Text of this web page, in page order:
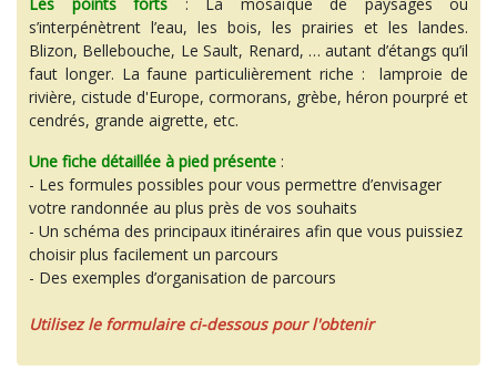
s’interpénètrent l’eau, les bois, les prairies et les landes.
Blizon, Bellebouche, Le Sault, Renard, … autant d’étangs qu’il
faut longer. La faune particulièrement riche : lamproie de
rivière, cistude d'Europe, cormorans, grèbe, héron pourpré et
cendrés, grande aigrette, etc.
Une fiche détaillée à pied présente :
- Les formules possibles pour vous permettre d’envisager
votre randonnée au plus près de vos souhaits
- Un schéma des principaux itinéraires afin que vous puissiez
choisir plus facilement un parcours
- Des exemples d’organisation de parcours
Utilisez le formulaire ci-dessous pour l'obtenir